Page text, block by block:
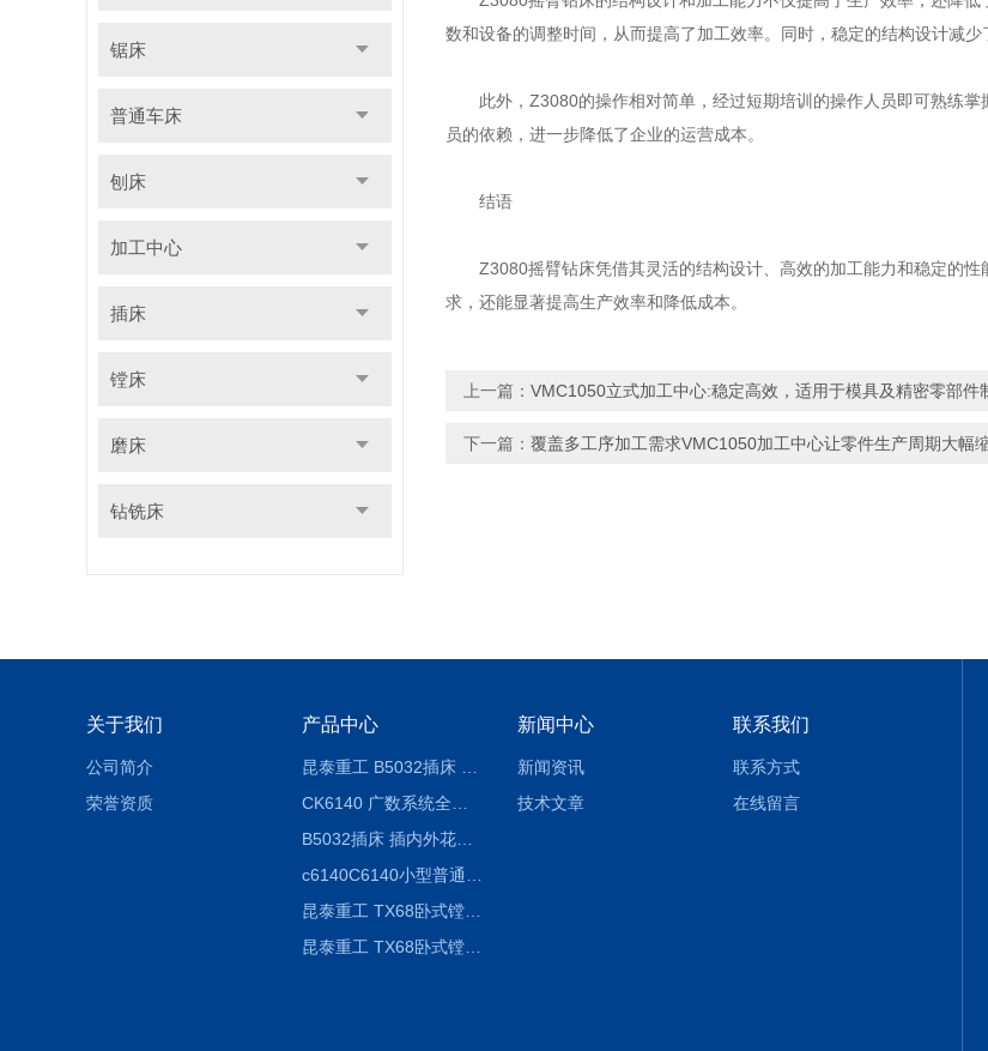
锯床
普通车床
刨床
加工中心
插床
镗床
磨床
钻铣床
数和设备的调整时间，从而提高了加工效率。同时，稳定的结构设计减
此外，Z3080的操作相对简单，经过短期培训的操作人员即可熟练掌
员的依赖，进一步降低了企业的运营成本。
结语
Z3080摇臂钻床凭借其灵活的结构设计、高效的加工能力和稳定的性
求，还能显著提高生产效率和降低成本。
上一篇： VMC1050立式加工中心:稳定高效，适用于模具及精密零部件
下一篇： 覆盖多工序加工需求VMC1050加工中心让零件生产周期大幅
关于我们
公司简介
荣誉资质
产品中心
B5032插床 插内外花键槽 B5020液压立式插床
昆泰重工 TX68卧式镗床 镗孔机 镗缸机
昆泰重工 TX68卧式镗床 镗孔机 镗缸机 单柱
新闻中心
新闻资讯
技术文章
联系我们
联系方式
在线留言